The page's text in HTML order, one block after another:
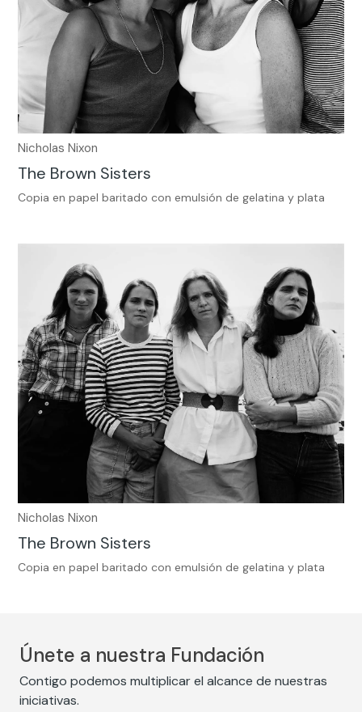
Nicholas Nixon
The Brown Sisters
Copia en papel baritado con emulsión de gelatina y plata
Nicholas Nixon
The Brown Sisters
Copia en papel baritado con emulsión de gelatina y plata
Únete a nuestra Fundación
Contigo podemos multiplicar el alcance de nuestras
iniciativas.